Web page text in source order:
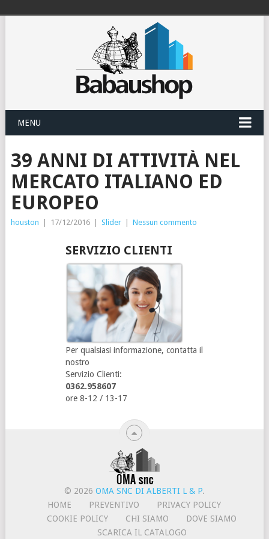
MENU
39 ANNI DI ATTIVITÀ NEL
MERCATO ITALIANO ED
EUROPEO
houston 17/12/2016 Slider Nessun commento
SERVIZIO CLIENTI
Per qualsiasi informazione, contatta il
nostro
Servizio Clienti:
0362.958607
ore 8-12 / 13-17
© 2026 OMA SNC DI ALBERTI L & P.
HOME
PREVENTIVO
PRIVACY POLICY
COOKIE POLICY
CHI SIAMO
DOVE SIAMO
SCARICA IL CATALOGO